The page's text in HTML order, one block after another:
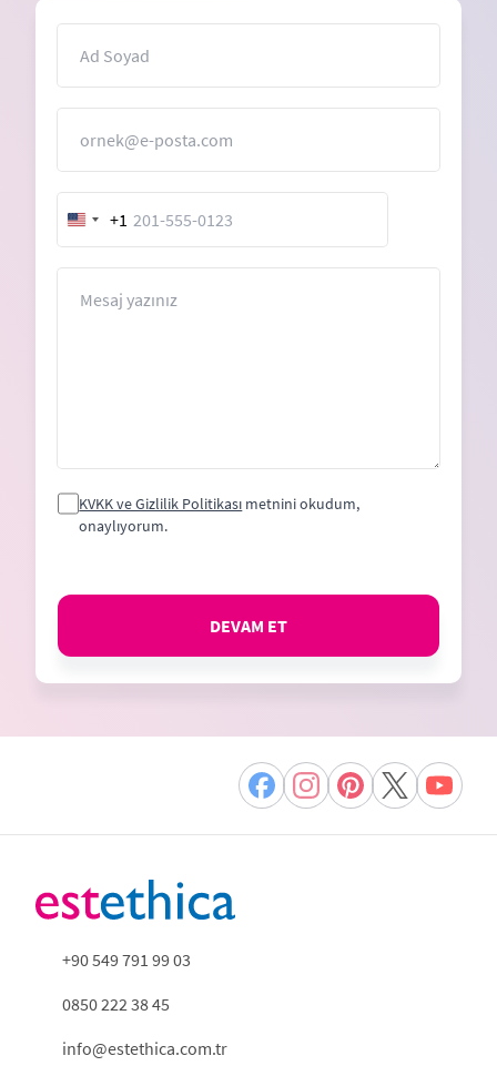
United
States
+1
KVKK ve Gizlilik Politikası metnini okudum,
onaylıyorum.
DEVAM ET
+90 549 791 99 03
0850 222 38 45
info@estethica.com.tr